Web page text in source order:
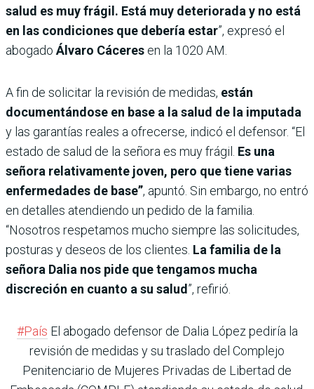
salud es muy frágil. Está muy deteriorada y no está
en las condiciones que debería estar”, expresó el
abogado Álvaro Cáceres en la 1020 AM.
A fin de solicitar la revisión de medidas, están
documentándose en base a la salud de la imputada
y las garantías reales a ofrecerse, indicó el defensor. “El
estado de salud de la señora es muy frágil. Es una
señora relativamente joven, pero que tiene varias
enfermedades de base”, apuntó. Sin embargo, no entró
en detalles atendiendo un pedido de la familia.
“Nosotros respetamos mucho siempre las solicitudes,
posturas y deseos de los clientes. La familia de la
señora Dalia nos pide que tengamos mucha
discreción en cuanto a su salud”, refirió.
#País El abogado defensor de Dalia López pediría la
revisión de medidas y su traslado del Complejo
Penitenciario de Mujeres Privadas de Libertad de